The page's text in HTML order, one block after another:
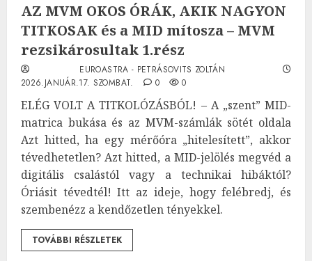
AZ MVM OKOS ÓRÁK, AKIK NAGYON
TITKOSAK és a MID mítosza – MVM
rezsikárosultak 1.rész
EUROASTRA - PETRÁSOVITS ZOLTÁN
2026.JANUÁR.17. SZOMBAT.
0 0
ELÉG VOLT A TITKOLÓZÁSBÓL! – A „szent” MID-
matrica bukása és az MVM-számlák sötét oldala
Azt hitted, ha egy mérőóra „hitelesített”, akkor
tévedhetetlen? Azt hitted, a MID-jelölés megvéd a
digitális csalástól vagy a technikai hibáktól?
Óriásit tévedtél! Itt az ideje, hogy felébredj, és
szembenézz a kendőzetlen tényekkel.
TOVÁBBI RÉSZLETEK